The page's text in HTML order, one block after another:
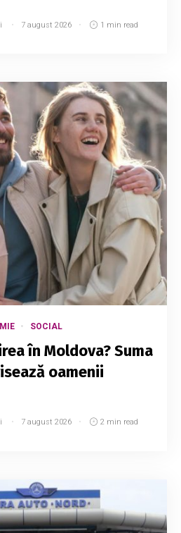
7 august 2026 1 min read
SOCIAL
în Moldova? Suma
oamenii
7 august 2026 2 min read